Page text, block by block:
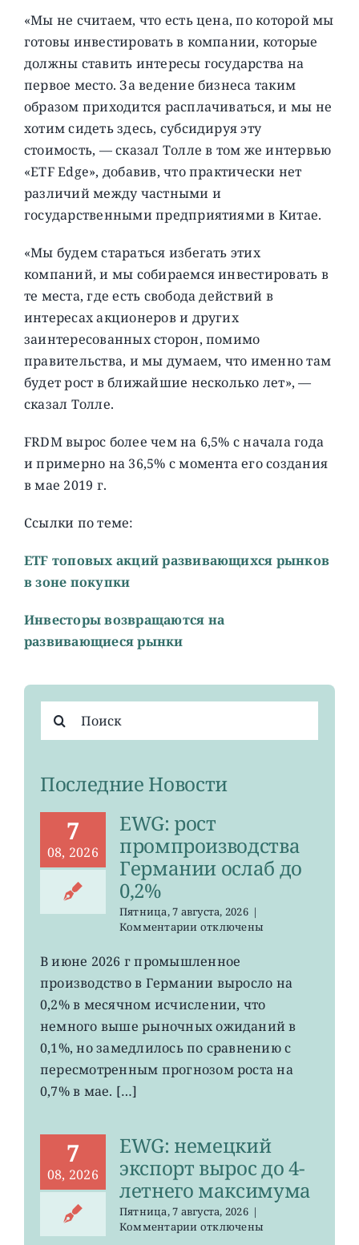
«Мы не считаем, что есть цена, по которой мы
готовы инвестировать в компании, которые
должны ставить интересы государства на
первое место. За ведение бизнеса таким
образом приходится расплачиваться, и мы не
хотим сидеть здесь, субсидируя эту
стоимость, — сказал Толле в том же интервью
«ETF Edge», добавив, что практически нет
различий между частными и
государственными предприятиями в Китае.
«Мы будем стараться избегать этих
компаний, и мы собираемся инвестировать в
те места, где есть свобода действий в
интересах акционеров и других
заинтересованных сторон, помимо
правительства, и мы думаем, что именно там
будет рост в ближайшие несколько лет», —
сказал Толле.
FRDM вырос более чем на 6,5% с начала года
и примерно на 36,5% с момента его создания
в мае 2019 г.
Ссылки по теме:
ETF топовых акций развивающихся рынков
в зоне покупки
Инвесторы возвращаются на
развивающиеся рынки
поиска:
Последние Новости
7
08, 2026
EWG: рост
промпроизводства
Германии ослаб до
0,2%
Пятница, 7 августа, 2026 |
Комментариик
EWG:
рост
промпроизводства
Германии
до
0,2%
отключены
В июне 2026 г промышленное
производство в Германии выросло на
0,2% в месячном исчислении, что
немного выше рыночных ожиданий в
0,1%, но замедлилось по сравнению с
пересмотренным прогнозом роста на
0,7% в мае. […]
7
08, 2026
EWG: немецкий
экспорт вырос до 4-
летнего максимума
Пятница, 7 августа, 2026 |
Комментариикотключены